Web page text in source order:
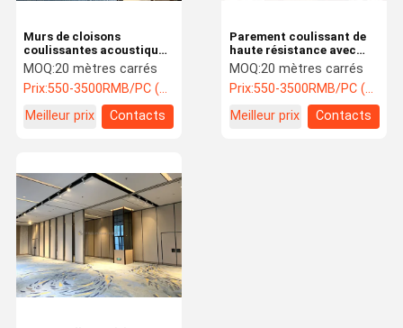
Murs de cloisons
coulissantes acoustiques
magnétiques légers
Diviseurs de pièce
insonorisés coulissants
MOQ:20 mètres carrés
Prix:550-3500RMB/PC (FOB) Tax Not Included
Meilleur prix
Contacts
Parement coulissant de
haute résistance avec
installation facile pour
hôtel
MOQ:20 mètres carrés
Prix:550-3500RMB/PC (FOB) Tax Not Included
Meilleur prix
Contacts